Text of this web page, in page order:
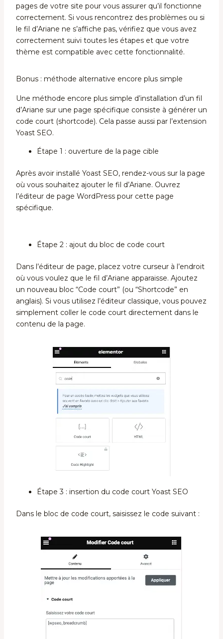
pages de votre site pour vous assurer qu’il fonctionne
correctement. Si vous rencontrez des problèmes ou si
le fil d’Ariane ne s’affiche pas, vérifiez que vous avez
correctement suivi toutes les étapes et que votre
thème est compatible avec cette fonctionnalité.
Bonus : méthode alternative encore plus simple
Une méthode encore plus simple d’installation d’un fil
d’Ariane sur une page spécifique consiste à générer un
code court (shortcode). Cela passe aussi par l’extension
Yoast SEO.
Étape 1 : ouverture de la page cible
Après avoir installé Yoast SEO, rendez-vous sur la page
où vous souhaitez ajouter le fil d’Ariane. Ouvrez
l’éditeur de page WordPress pour cette page
spécifique.
Étape 2 : ajout du bloc de code court
Dans l’éditeur de page, placez votre curseur à l’endroit
où vous voulez que le fil d’Ariane apparaisse. Ajoutez
un nouveau bloc “Code court” (ou “Shortcode” en
anglais). Si vous utilisez l’éditeur classique, vous pouvez
simplement coller le code court directement dans le
contenu de la page.
Étape 3 : insertion du code court Yoast SEO
Dans le bloc de code court, saisissez le code suivant :